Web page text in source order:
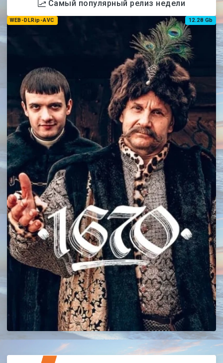
Самый популярный релиз недели
WEB-DLRip-AVC 12.28 Gb